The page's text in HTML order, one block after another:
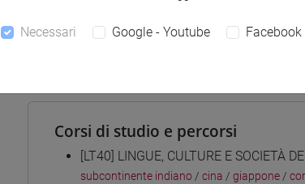
Corsi di studio e percorsi
[LT40] LINGUE, CULTURE E SOCIETÀ
subcontinente indiano / cina / giappone /
Necessari Google - Youtube Facebook